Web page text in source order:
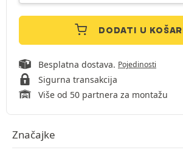
DODATI U
Besplatna dostava. Pojedinosti
Sigurna transakcija
Više od 50 partnera za montažu
Značajke